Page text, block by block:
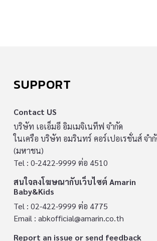
SUPPORT
Contact US
บริษัท เอเอ็มอี อิมเมจิเนทีฟ จำกัด
ในเครือ บริษัท อมรินทร์ คอร์เปอเรชั่นส์ จำ
(มหาชน)
Tel : 0-2422-9999 ต่อ 4510
สนใจลงโฆษณากับเว็บไซต์ Amarin
Baby&Kids
Tel : 02-422-9999 ต่อ 4775
Email : abkofficial@amarin.co.th
Report an issue or send feedback